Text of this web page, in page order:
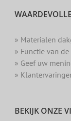
» Materialen
» Functie van
» Geef uw
»
BEKIJK ONZE